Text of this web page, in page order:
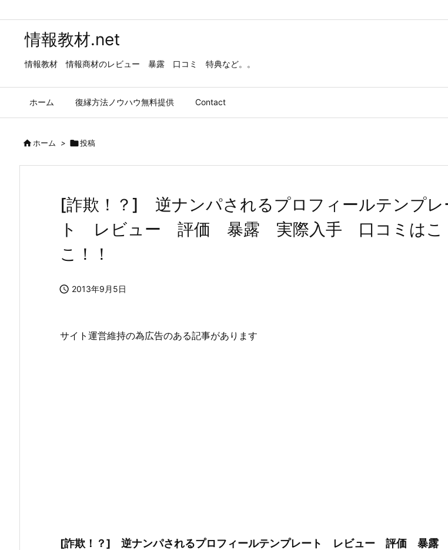
情報教材.net
情報教材 情報商材のレビュー 暴露 口コミ 特典など。。
ホーム 復縁方法ノウハウ無料提供 Contact
ホーム > 投稿
[詐欺！？] 逆ナンパされるプロフィールテンプレ
ト レビュー 評価 暴露 実際入手 口コミはこ
こ！！
 2013年9月5日
サイト運営維持の為広告のある記事があります
[詐欺！？] 逆ナンパされるプロフィールテンプレート レビュー 評価 暴露